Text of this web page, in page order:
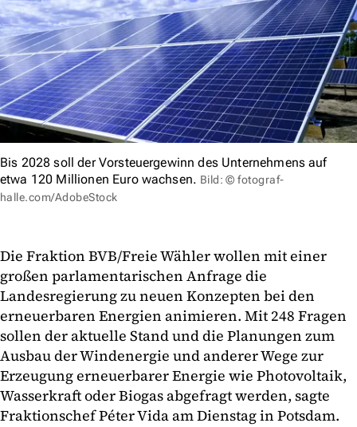
Bis 2028 soll der Vorsteuergewinn des Unternehmens auf
etwa 120 Millionen Euro wachsen. Bild: © fotograf-
halle.com/AdobeStock
Die Fraktion BVB/Freie Wähler wollen mit einer
großen parlamentarischen Anfrage die
Landesregierung zu neuen Konzepten bei den
erneuerbaren Energien animieren. Mit 248 Fragen
sollen der aktuelle Stand und die Planungen zum
Ausbau der Windenergie und anderer Wege zur
Erzeugung erneuerbarer Energie wie Photovoltaik,
Wasserkraft oder Biogas abgefragt werden, sagte
Fraktionschef Péter Vida am Dienstag in Potsdam.